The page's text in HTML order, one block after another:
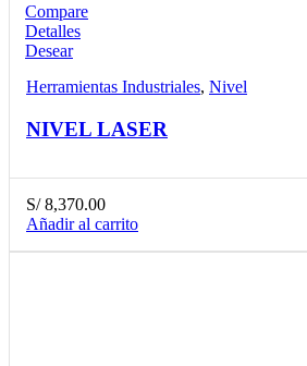
Compare
Detalles
Desear
Herramientas Industriales, Nivel
NIVEL LASER
S/8,370.00
Añadir al carrito